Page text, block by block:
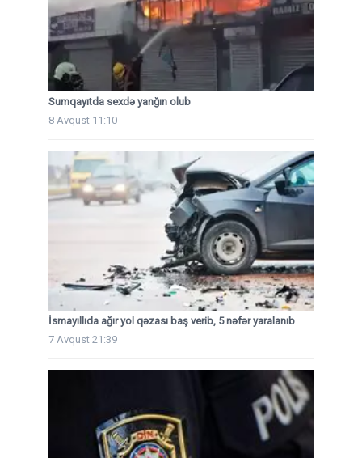
Sumqayıtda sexdə yanğın olub
8 Avqust 11:10
İsmayıllıda ağır yol qəzası baş verib, 5 nəfər yaralanıb
7 Avqust 21:39